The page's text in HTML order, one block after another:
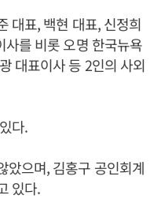
대표, 백현 대표, 신정희
를 비롯 오명 한국뉴욕
대표이사 등 2인의 사외
다.
았으며, 김홍구 공인회계
있다.